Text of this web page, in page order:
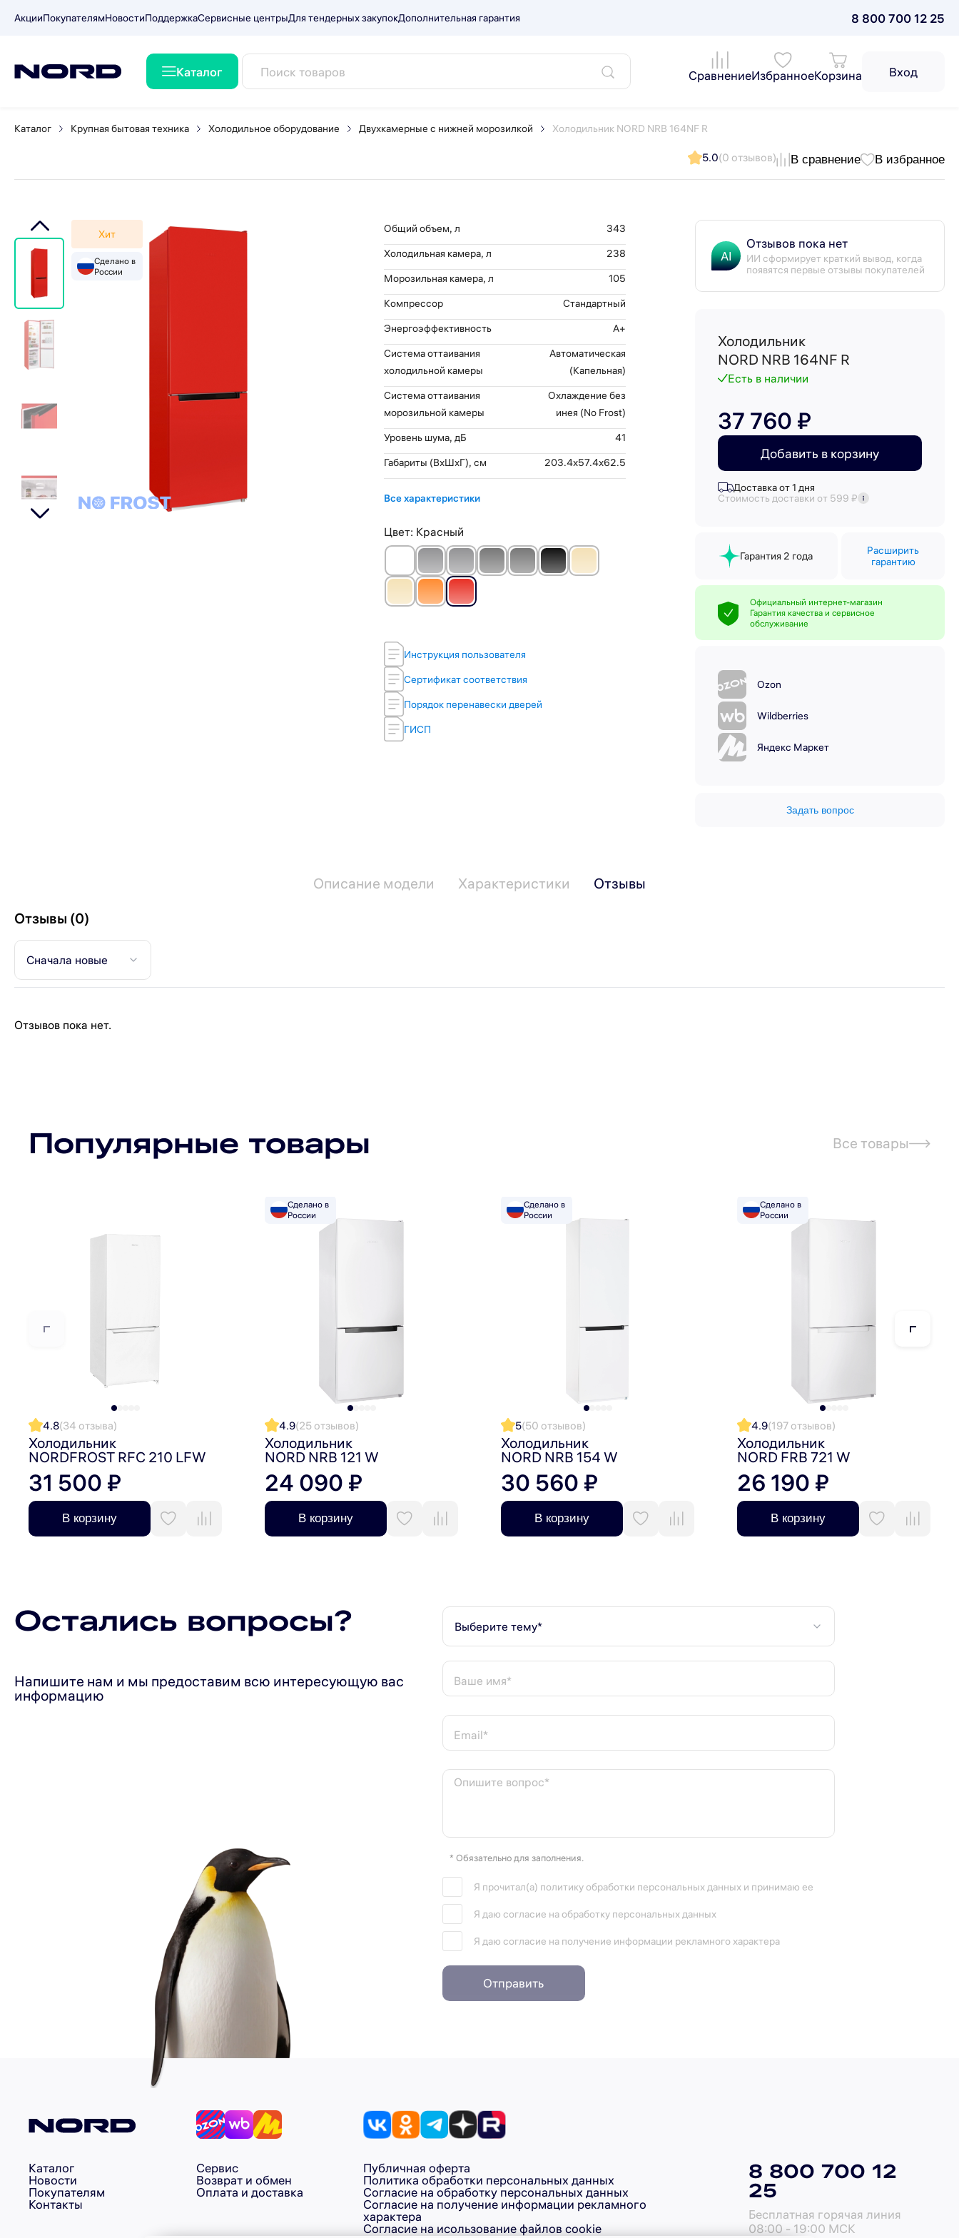
АкцииПокупателямНовостиПоддержкаСервисные центрыДля тендерных закупокДополнительная гарантия 8 800 700 12 25
Каталог СравнениеИзбранноеКорзина Вход
Каталог Крупная бытовая техника Холодильное оборудование Двухкамерные с нижней морозилкой Холодильник NORD NRB 164NF R
5.0(0 отзывов) В сравнение В избранное
Хит
Сделано в
России
Общий объем, л
343
Холодильная камера, л
238
Морозильная камера, л
105
Компрессор
Стандартный
Энергоэффективность
A+
Система оттаивания
холодильной камеры
Автоматическая
(Капельная)
Система оттаивания
морозильной камеры
Охлаждение без
инея (No Frost)
Уровень шума, дБ
41
Габариты (ВхШхГ), см
203.4x57.4x62.5
Все характеристики
Цвет: Красный
Инструкция пользователя
Сертификат соответствия
Порядок перенавески дверей
ГИСП
AI
Отзывов пока нет
ИИ сформирует краткий вывод, когда
появятся первые отзывы покупателей
Холодильник
NORD NRB 164NF R
Есть в наличии
37 760 ₽
Добавить в корзину
Доставка от 1 дня
Стоимость доставки от 599 ₽
Гарантия 2 года
Расширить
гарантию
Официальный интернет-магазин
Гарантия качества и сервисное
обслуживание
Ozon
Wildberries
Яндекс Маркет
Задать вопрос
Описание модели Характеристики
Отзывы
Отзывы (0)
Сначала новые
Отзывов пока нет.
Популярные товары Все товары
4.8(34 отзыва)
Холодильник
NORDFROST RFC 210 LFW
31 500 ₽
В корзину
Сделано в
России
4.9(25 отзывов)
Холодильник
NORD NRB 121 W
24 090 ₽
В корзину
Сделано в
России
5(50 отзывов)
Холодильник
NORD NRB 154 W
30 560 ₽
В корзину
Сделано в
России
4.9(197 отзывов)
Холодильник
NORD FRB 721 W
26 190 ₽
В корзину
Остались вопросы?
Напишите нам и мы предоставим всю интересующую вас
информацию
Выберите тему*
Ваше имя*
Email*
Опишите вопрос*
* Обязательно для заполнения.
Я прочитал(а) политику обработки персональных данных и принимаю ее
Я даю согласие на обработку персональных данных
Я даю согласие на получение информации рекламного характера
Отправить
Каталог
Новости
Покупателям
Контакты
Сервис
Возврат и обмен
Оплата и доставка
Публичная оферта
Политика обработки персональных данных
Согласие на обработку персональных данных
Согласие на получение информации рекламного
характера
Согласие на исользование файлов cookie
8 800 700 12
25
Бесплатная горячая линия
08:00 - 19:00 МСК